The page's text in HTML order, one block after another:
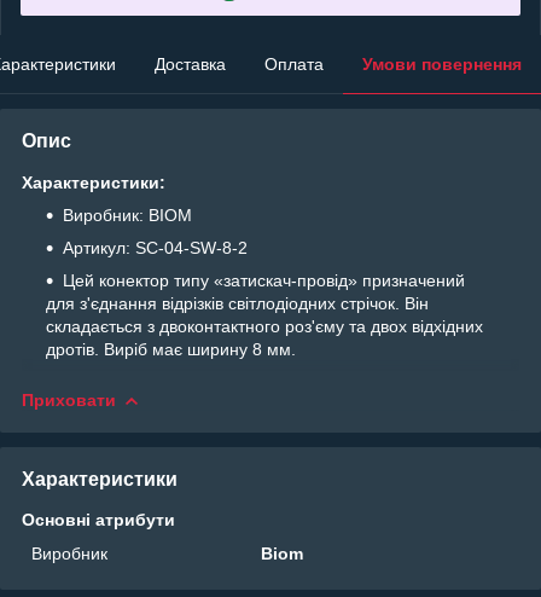
Доставка Оплата Умови повернення
Опис
Характеристики:
Виробник: BIOM
Артикул: SC-04-SW-8-2
Цей конектор типу «затискач-провід» призначений
для з'єднання відрізків світлодіодних стрічок. Він
складається з двоконтактного роз'єму та двох відхідних
дротів. Виріб має ширину 8 мм.
Приховати
Характеристики
Основні атрибути
Виробник
Biom